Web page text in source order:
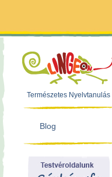
Természetes Nyelvtanulás
Blog